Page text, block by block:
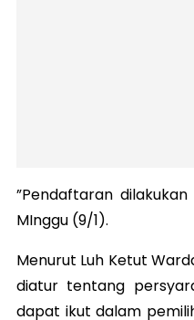
”Pendaftaran
MInggu (9/1).
Menurut Luh Ketut
diatur tentang
dapat ikut dalam